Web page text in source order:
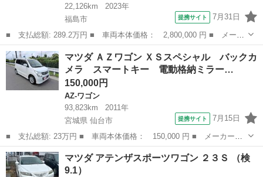
22,126km
2023年
福島市
提携サイト 7月31日
■ 支払総額: 289.2万円 ■ 車両本体価格： 2,800,000 円 ■ メーカ
ー名： マツダ ■ 車種名： ＣＸ－５ ■ グレード名： ＸＤ レ
トロスポーツエディション ■ 排気量： 2200cc ■ ドア枚数： ...
福島 福島市 CX-5
マツダ ＡＺワゴン ＸＳスペシャル バックカ
メラ スマートキー 電動格納ミラー…
150,000円
AZ-ワゴン
93,823km
2011年
宮城県 仙台市
提携サイト 7月15日
■ 支払総額: 23万円 ■ 車両本体価格： 150,000 円 ■ メーカー
名： マツダ ■ 車種名： ＡＺワゴン ■ グレード名： ＸＳスペ
シャル バックカメラ スマートキー 電動格納ミラー ベンチシー
ト ＡＴ 盗難防...
宮城 仙台市 AZ-ワゴン
マツダ アテンザスポーツワゴン ２３Ｓ （検
9.1）